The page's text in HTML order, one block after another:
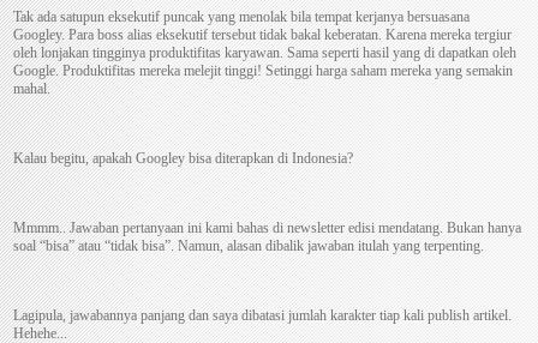
Tak ada satupun eksekutif puncak yang menolak bila tempat kerjanya bersuasana
Googley. Para boss alias eksekutif tersebut tidak bakal keberatan. Karena mereka tergiur
oleh lonjakan tingginya produktifitas karyawan. Sama seperti hasil yang di dapatkan oleh
Google. Produktifitas mereka melejit tinggi! Setinggi harga saham mereka yang semakin
mahal.
Kalau begitu, apakah Googley bisa diterapkan di Indonesia?
Mmmm.. Jawaban pertanyaan ini kami bahas di newsletter edisi mendatang. Bukan hanya
soal “bisa” atau “tidak bisa”. Namun, alasan dibalik jawaban itulah yang terpenting.
Lagipula, jawabannya panjang dan saya dibatasi jumlah karakter tiap kali publish artikel.
Hehehe...